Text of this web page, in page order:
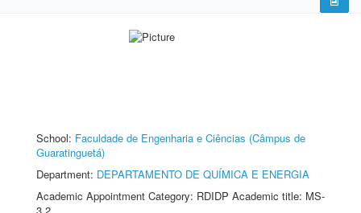
School: Faculdade de Engenharia e Ciências (Câmpus de
Guaratinguetá)
Department: DEPARTAMENTO DE QUÍMICA E ENERGIA
Academic Appointment Category: RDIDP Academic title: MS-